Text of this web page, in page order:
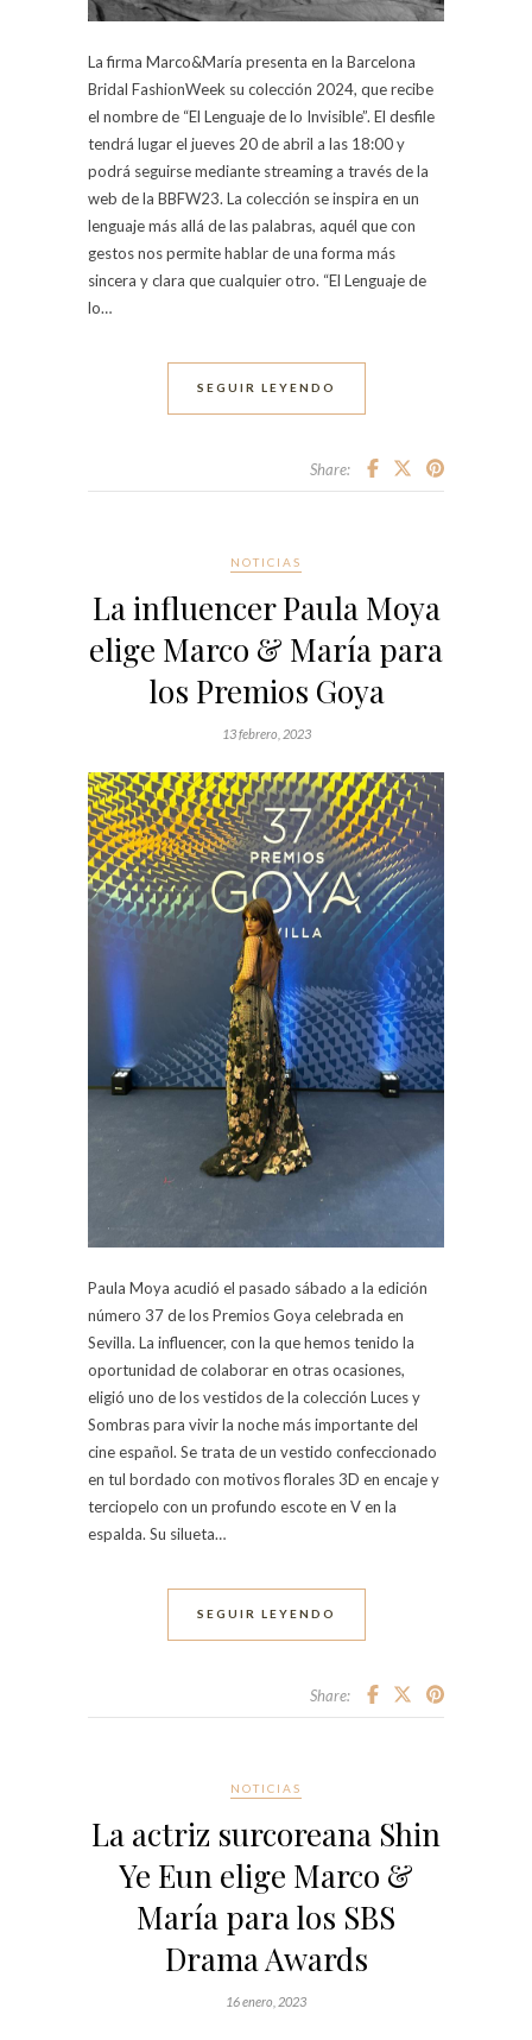
La firma Marco&María presenta en la Barcelona
Bridal FashionWeek su colección 2024, que recibe
el nombre de “El Lenguaje de lo Invisible”. El desfile
tendrá lugar el jueves 20 de abril a las 18:00 y
podrá seguirse mediante streaming a través de la
web de la BBFW23. La colección se inspira en un
lenguaje más allá de las palabras, aquél que con
gestos nos permite hablar de una forma más
sincera y clara que cualquier otro. “El Lenguaje de
lo…
SEGUIR LEYENDO
Share:
NOTICIAS
La influencer Paula Moya
elige Marco & María para
los Premios Goya
13 febrero, 2023
Paula Moya acudió el pasado sábado a la edición
número 37 de los Premios Goya celebrada en
Sevilla. La influencer, con la que hemos tenido la
oportunidad de colaborar en otras ocasiones,
eligió uno de los vestidos de la colección Luces y
Sombras para vivir la noche más importante del
cine español. Se trata de un vestido confeccionado
en tul bordado con motivos florales 3D en encaje y
terciopelo con un profundo escote en V en la
espalda. Su silueta…
SEGUIR LEYENDO
Share:
NOTICIAS
La actriz surcoreana Shin
Ye Eun elige Marco &
María para los SBS
Drama Awards
16 enero, 2023